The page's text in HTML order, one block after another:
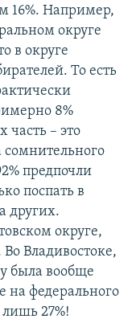
16%. Например,
округе
в округе
То есть
8%
часть – это
сомнительного
предпочли
поспать в
других.
округе,
Во Владивостоке,
была вообще
на федерального
27%!